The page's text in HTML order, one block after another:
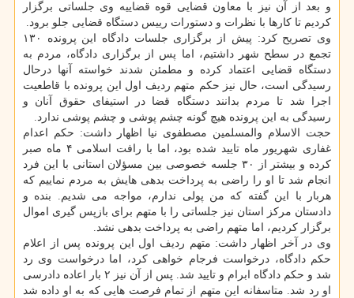
و بعد از آن نیز با معاون قضایی قوه قضاییه وی جلساتی برگزار
کردیم تا کارها با نظرات و دستورات رییس دستگاه قضایی جلو برود.
وی تصریح کرد: پیش از برگزاری جلسات دادگاه این پرونده ۱۳۰
تجمع در سطح شهر داشتیم، اما پس از برگزاری دادگاه، مردم به
دستگاه قضایی اعتماد کرده و مطمئن شدند خواسته آنها درحال
رسیدگی است، حال نیز حکم متهم ردیف اول این پرونده با قاطعیت
اجرا شد تا مردم بدانند دستگاه قضا در استیفای حقوق آنان و
رسیدگی به این پرونده هیچ گونه چشم پوشی و چشم پوشی ندارد.
حجت الاسلام والمسلمین مصطفوی نیا اظهار داشت: حکم اعدام
غفاری شهریور ماه تایید شده بود، اما با رافت اسلامی ۴ ماه صبر
کرده و بیشتر از ۳۰ جلسه خصوصی بین مسؤلان استانی با این فرد
انجام شد تا او را راضی به پرداخت بدهی هایش به مردم نماییم که
هربار با این گفته که من پولی ندارم، مواجه می شدیم. بنده و
دادستان مرکز استان نیز جلساتی را با متهم برای بازپس گیری اموال
برگزار کردیم، اما متهم راضی به پرداخت بدهی نشد.
وی در آخر اظهار داشت: متهم ردیف اول این پرونده پس از اعلام
حکم دادگاه، درخواست فرجام خواهی کرد، اما درخواست وی رد
شد و حکم دادگاه ابرام و تایید شد. پس از آن نیز ۲ بار اعاده دادرسی
او رد شد. متاسفانه این متهم از تمام فرصت هایی که به او داده شد